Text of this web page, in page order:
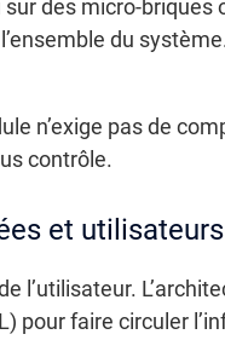
des micro-
du
n’exige pas de
contrôle.
et utilisateurs
l’utilisateur.
pour faire circuler